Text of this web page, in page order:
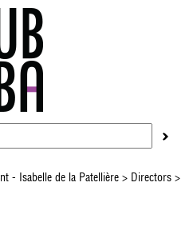
- Isabelle de la Patellière > Directors>